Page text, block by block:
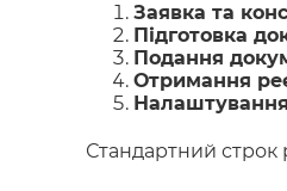
Заявка та
Підготовка
Подання
Отримання
Налаштування
Стандартний строк